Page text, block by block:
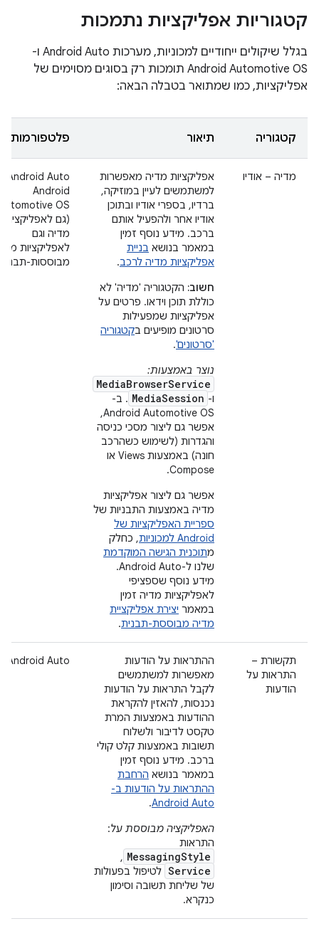
קטגוריות אפליקציות נתמכות
בגלל שיקולים ייחודיים למכוניות, מערכות Android Auto ו-
Android Automotive OS תומכות רק בסוגים מסוימים של
אפליקציות, כמו שמתואר בטבלה הבאה:
קטגוריה תיאור פלטפורמות
מדיה – אודיו
אפליקציות מדיה מאפשרות
למשתמשים לעיין במוזיקה,
ברדיו, בספרי אודיו ובתוכן
אודיו אחר ולהפעיל אותם
ברכב. מידע נוסף זמין
במאמר בנושא בניית
אפליקציות מדיה לרכב.
חשוב: הקטגוריה 'מדיה' לא
כוללת תוכן וידאו. פרטים על
אפליקציות שמפעילות
סרטונים מופיעים בקטגוריה
'סרטונים'.
נוצר באמצעות:
MediaBrowserService
ו- MediaSession . ב-
Android Automotive OS,
אפשר גם ליצור מסכי כניסה
והגדרות (לשימוש כשהרכב
חונה) באמצעות Views או
Compose.
אפשר גם ליצור אפליקציות
מדיה באמצעות התבניות של
ספריית האפליקציות של
Android למכוניות
, כחלק
מתוכנית הגישה המוקדמת
שלנו ל-Android Auto.
מידע נוסף שספציפי
לאפליקציות מדיה זמין
במאמר יצירת אפליקציית
מדיה מבוססת-תבנית.
Android
OS
(גם לאפליקציות
מדיה וגם
לאפליקציות
מבוססות-
תקשורת –
התראות על
הודעות
ההתראות על הודעות
מאפשרות למשתמשים
לקבל התראות על הודעות
נכנסות, להאזין להקראת
ההודעות באמצעות המרת
טקסט לדיבור ולשלוח
תשובות באמצעות קלט קולי
ברכב. מידע נוסף זמין
במאמר בנושא הרחבת
ההתראות על הודעות ב-
Android Auto
.
האפליקציה מבוססת על:
התראות
MessagingStyle
,
Service לטיפול בפעולות
של שליחת תשובה וסימון
כנקרא.
Android Auto